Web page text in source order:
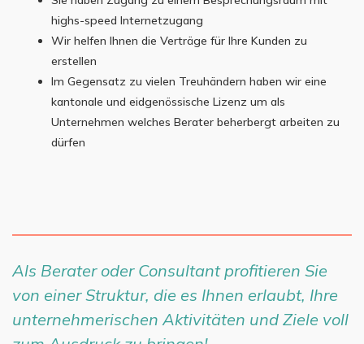
highs-speed Internetzugang
Wir helfen Ihnen die Verträge für Ihre Kunden zu
erstellen
Im Gegensatz zu vielen Treuhändern haben wir eine
kantonale und eidgenössische Lizenz um als
Unternehmen welches Berater beherbergt arbeiten zu
dürfen
Als Berater oder Consultant profitieren Sie
von einer Struktur, die es Ihnen erlaubt, Ihre
unternehmerischen Aktivitäten und Ziele voll